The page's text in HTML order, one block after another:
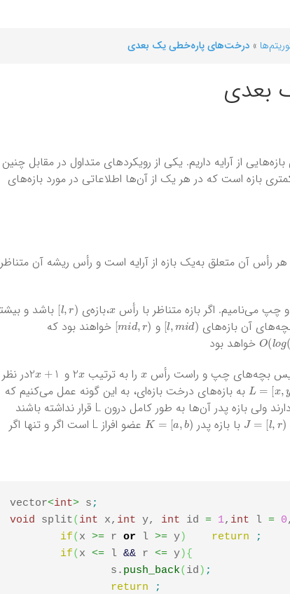
» درخت‌های پاره‌خطی یک بعدی
بعدی
از آرایه داریم. یکی از رویکردهای متداول در مقابل چنین
بازه است که در هر یک از آن‌ها اطلاعاتی در مورد بازه‌های
آن متعلق به‌یک بازه از آرایه است و رأس ریشه آن متناظر
،بازه‌ی l,
) باشد و
آن بازه‌های
[
l,m d
) و [
mid,
)خواهند بود که O(log
خواهد بود
را به ترتیب 2 و 2 1
در نظر
L=[x,y
)به بازه‌های درخت بازه‌ای، به این گونه عمل می‌کنیم که
بازه‌هایی از درخت که به طور کامل درون L قرار دارند ولی بازه پدر آن‌ها به طور کامل درون L قرار نداشته باشند
J=[l,r
)با بازه پدر K=[a, b
)عضو افراز L است اگر و تنها اگر
vector<int> s ;
void split( int x, int y, int id = 1, int l = 0
if( x >= r or l >= y) return ;
if( x <= l && r <= y){
		s.
push_back( id ) ;
return
;